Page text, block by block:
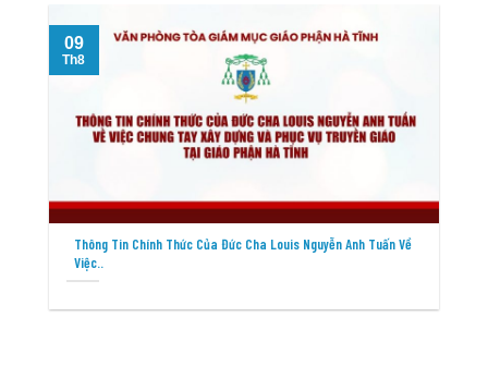
Thông Tin Chính Thức Của Đức Cha Louis Nguyễn Anh Tuấn Về
Việc..
09
Th8